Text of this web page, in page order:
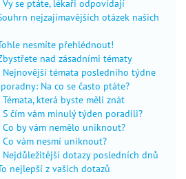
se ptáte, lékaři odpovídají
nejzajímavějších otázek našich
nesmíte přehlédnout!
nad zásadními tématy
Nejnovější témata posledního týdne
Na co se často ptáte?
která byste měli znát
čím vám minulý týden poradili?
by vám nemělo uniknout?
vám nesmí uniknout?
dotazy posledních dnů
nejlepší z vašich dotazů